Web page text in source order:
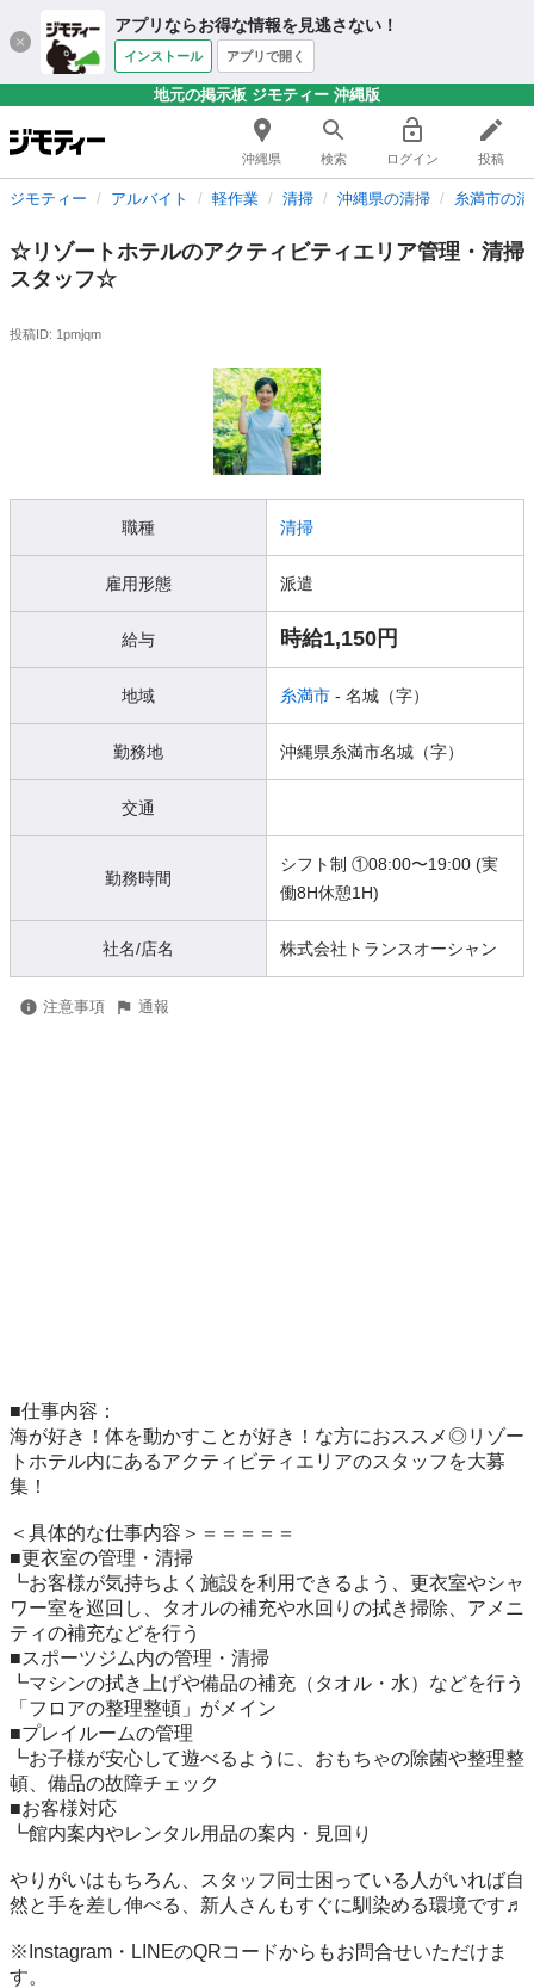
アプリならお得な情報を見逃さない！
インストール アプリで開く
地元の掲示板 ジモティー 沖縄版
沖縄県 検索 ログイン 投稿
ジモティー アルバイト 軽作業 清掃 沖縄県の清掃 糸満市の
☆リゾートホテルのアクティビティエリア管理・清掃
スタッフ☆
投稿ID: 1pmjqm
職種 清掃
雇用形態 派遣
給与 時給1,150円
地域 糸満市 - 名城（字）
勤務地 沖縄県糸満市名城（字）
交通
勤務時間
シフト制 ①08:00〜19:00 (実
働8H休憩1H)
社名/店名 株式会社トランスオーシャン
注意事項 通報
■仕事内容：
海が好き！体を動かすことが好き！な方におススメ◎リゾー
トホテル内にあるアクティビティエリアのスタッフを大募
集！
＜具体的な仕事内容＞＝＝＝＝＝
■更衣室の管理・清掃
┗お客様が気持ちよく施設を利用できるよう、更衣室やシャ
ワー室を巡回し、タオルの補充や水回りの拭き掃除、アメニ
ティの補充などを行う
■スポーツジム内の管理・清掃
┗マシンの拭き上げや備品の補充（タオル・水）などを行う
「フロアの整理整頓」がメイン
■プレイルームの管理
┗お子様が安心して遊べるように、おもちゃの除菌や整理整
頓、備品の故障チェック
■お客様対応
┗館内案内やレンタル用品の案内・見回り
やりがいはもちろん、スタッフ同士困っている人がいれば自
然と手を差し伸べる、新人さんもすぐに馴染める環境です♬
※Instagram・LINEのQRコードからもお問合せいただけま
す。